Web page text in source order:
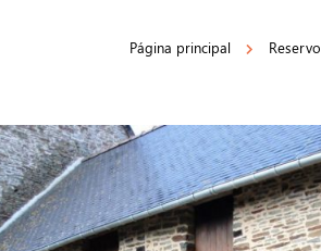
Página principal Reservo